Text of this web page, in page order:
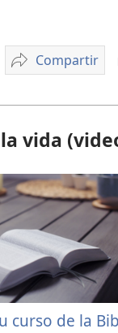
Compartir
Cómo
la
Biblia
y
provecho
vida
curso de la